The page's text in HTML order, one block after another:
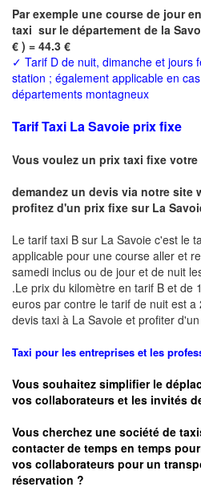
Par exemple une course de jour en
taxi sur le département de la
€ ) = 44.3 €
✓ Tarif D de nuit, dimanche et jours
station ; également applicable en
départements montagneux
Tarif Taxi La Savoie prix fixe
Vous voulez un prix taxi fixe
demandez un devis via notre site
profitez d'un prix fixe sur La
Le tarif taxi B sur La Savoie c'est le
applicable pour une course aller et
samedi inclus ou de jour et de nuit
.Le prix du kilomètre en tarif B et de
euros par contre le tarif de nuit est
devis taxi à La Savoie et profiter
Taxi pour les entreprises et les
Vous souhaitez simplifier le
vos collaborateurs et les invités
Vous cherchez une société de
contacter de temps en temps
vos collaborateurs pour un
réservation ?